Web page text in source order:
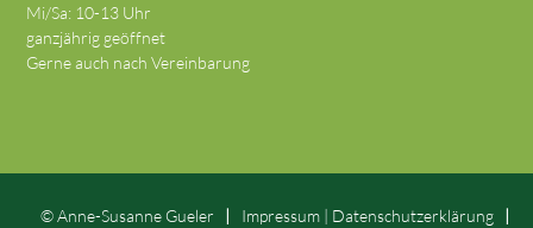
Mi/Sa: 10-13 Uhr
ganzjährig geöffnet
Gerne auch nach Vereinbarung
© Anne-Susanne Gueler Impressum| Datenschutz­erklärung